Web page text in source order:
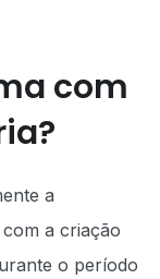
com
a
a criação
o período